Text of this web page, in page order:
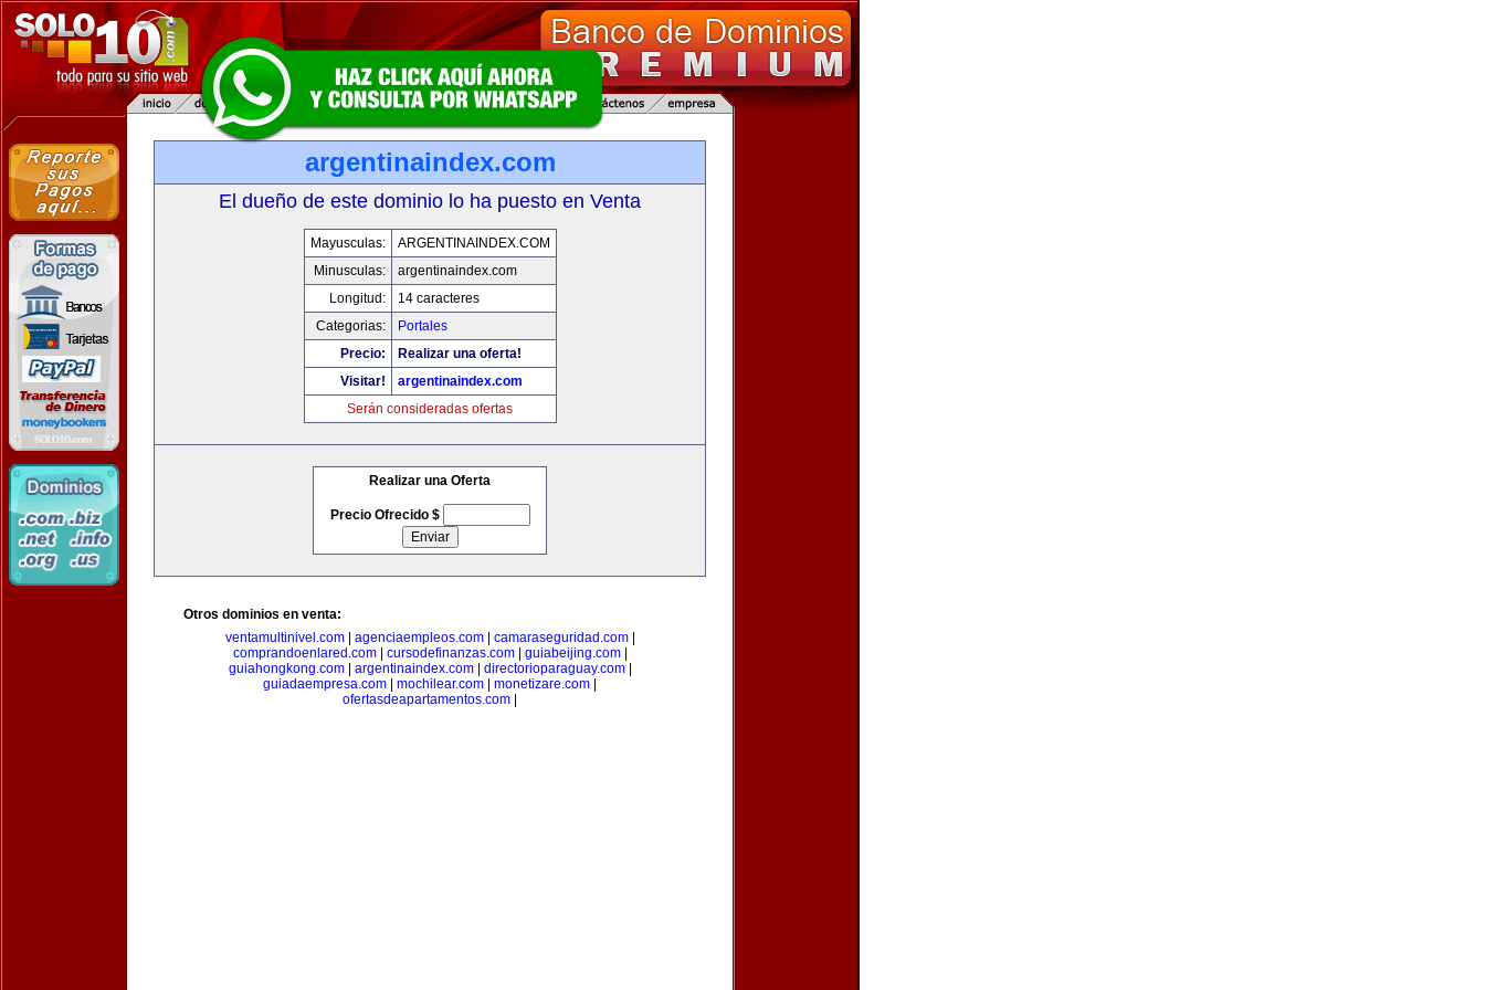
argentinaindex.com
El dueño de este dominio lo ha puesto en Venta
Mayusculas:
ARGENTINAINDEX.COM
Minusculas:
argentinaindex.com
Longitud:
14 caracteres
Categorias:
Portales
Precio:
Realizar una oferta!
Visitar!
argentinaindex.com
Serán consideradas ofertas
Realizar una Oferta
Precio Ofrecido $
Otros dominios en venta:
ventamultinivel.com| agenciaempleos.com| camaraseguridad.com|
comprandoenlared.com| cursodefinanzas.com| guiabeijing.com|
guiahongkong.com| argentinaindex.com| directorioparaguay.com|
guiadaempresa.com
mochilear.com monetizare.com
ofertasdeapartamentos.com